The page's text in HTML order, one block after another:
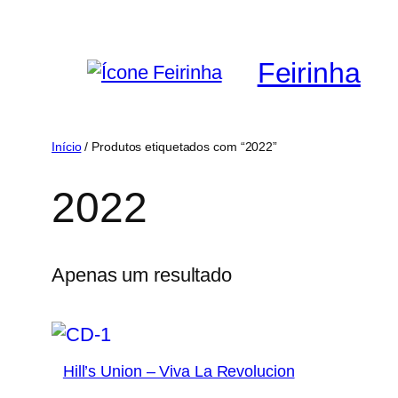
Feirinha
Início/ Produtos etiquetados com “2022”
2022
Apenas um resultado
Hill’s Union – Viva La Revolucion